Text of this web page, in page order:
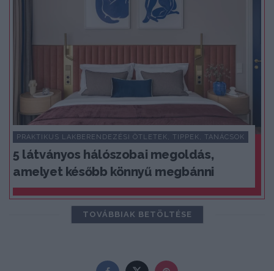
PRAKTIKUS LAKBERENDEZÉSI ÖTLETEK, TIPPEK, TANÁCSOK
5 látványos hálószobai megoldás,
amelyet később könnyű megbánni
TOVÁBBIAK BETÖLTÉSE